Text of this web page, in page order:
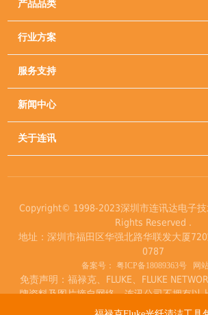
产品品类
行业方案
服务支持
新闻中心
关于连讯
Copyright© 1998-2023深圳市连讯达电子技
Rights Reserved .
地址：深圳市福田区华强北路华联发大厦
0787
备案号： 粤ICP备18089363号 网
免责声明：福禄克、FLUKE、FLUKE
牌资料及图片摘自网络，连讯公司不拥有以
品著作权。